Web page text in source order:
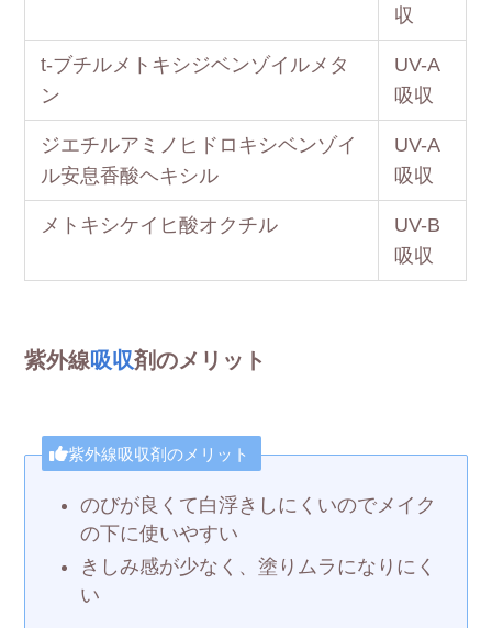
収
t-ブチルメトキシジベンゾイルメタ
ン
UV-A
吸収
ジエチルアミノヒドロキシベンゾイ
ル安息香酸ヘキシル
UV-A
吸収
メトキシケイヒ酸オクチル
UV-B
吸収
紫外線吸収剤のメリット
紫外線吸収剤のメリット
のびが良くて白浮きしにくいのでメイク
の下に使いやすい
きしみ感が少なく、塗りムラになりにく
い